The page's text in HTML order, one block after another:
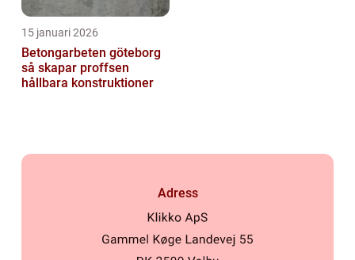
15 januari 2026
Betongarbeten göteborg
så skapar proffsen
hållbara konstruktioner
Adress